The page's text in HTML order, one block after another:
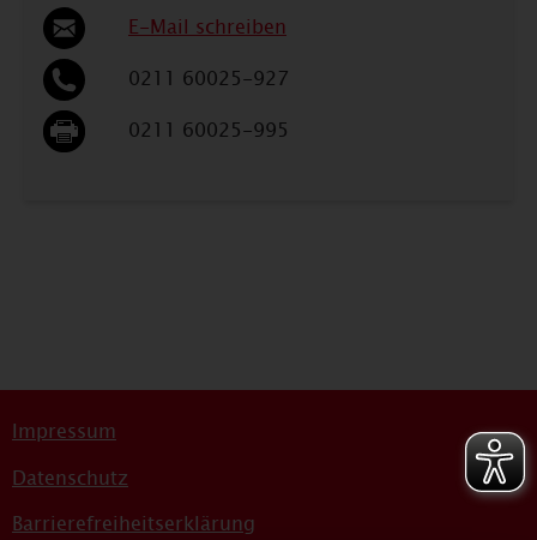
E-Mail schreiben
0211 60025-927
0211 60025-995
Impressum
Datenschutz
Barrierefreiheitserklärung